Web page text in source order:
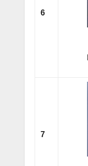
6
7